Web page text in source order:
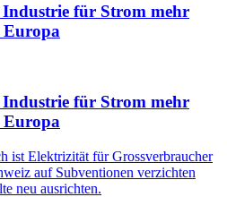
Industrie für Strom mehr
Europa
Industrie für Strom mehr
Europa
ist Elektrizität für Grossverbraucher
auf Subventionen verzichten
neu ausrichten.